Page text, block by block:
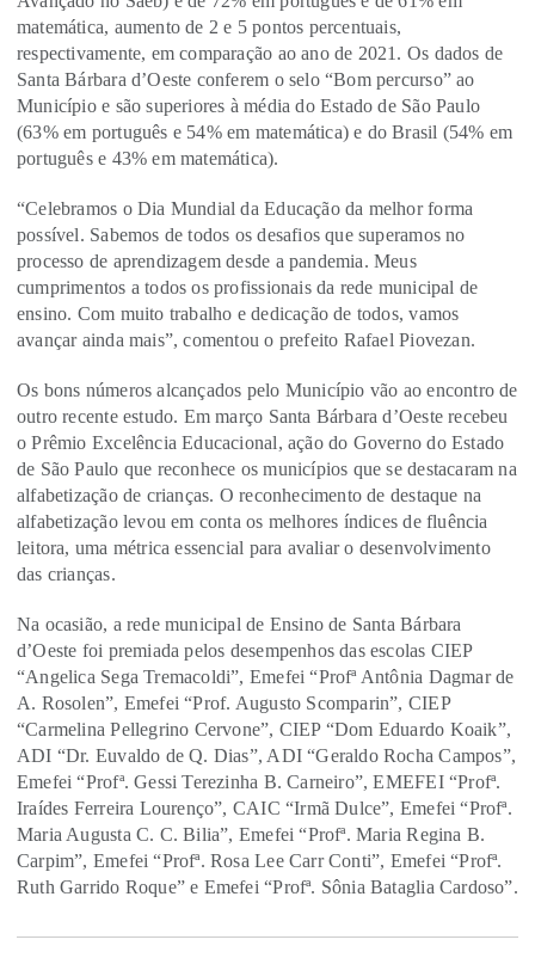
matemática, aumento de 2 e 5 pontos percentuais,
respectivamente, em comparação ao ano de 2021. Os dados de
Santa Bárbara d’Oeste conferem o selo “Bom percurso” ao
Município e são superiores à média do Estado de São Paulo
(63% em português e 54% em matemática) e do Brasil (54% em
português e 43% em matemática).
“Celebramos o Dia Mundial da Educação da melhor forma
possível. Sabemos de todos os desafios que superamos no
processo de aprendizagem desde a pandemia. Meus
cumprimentos a todos os profissionais da rede municipal de
ensino. Com muito trabalho e dedicação de todos, vamos
avançar ainda mais”, comentou o prefeito Rafael Piovezan.
Os bons números alcançados pelo Município vão ao encontro de
outro recente estudo. Em março Santa Bárbara d’Oeste recebeu
o Prêmio Excelência Educacional, ação do Governo do Estado
de São Paulo que reconhece os municípios que se destacaram na
alfabetização de crianças. O reconhecimento de destaque na
alfabetização levou em conta os melhores índices de fluência
leitora, uma métrica essencial para avaliar o desenvolvimento
das crianças.
Na ocasião, a rede municipal de Ensino de Santa Bárbara
d’Oeste foi premiada pelos desempenhos das escolas CIEP
“Angelica Sega Tremacoldi”, Emefei “Profª Antônia Dagmar de
A. Rosolen”, Emefei “Prof. Augusto Scomparin”, CIEP
“Carmelina Pellegrino Cervone”, CIEP “Dom Eduardo Koaik”,
ADI “Dr. Euvaldo de Q. Dias”, ADI “Geraldo Rocha Campos”,
Emefei “Profª. Gessi Terezinha B. Carneiro”, EMEFEI “Profª.
Iraídes Ferreira Lourenço”, CAIC “Irmã Dulce”, Emefei “Profª.
Maria Augusta C. C. Bilia”, Emefei “Profª. Maria Regina B.
Carpim”, Emefei “Profª. Rosa Lee Carr Conti”, Emefei “Profª.
Ruth Garrido Roque” e Emefei “Profª. Sônia Bataglia Cardoso”.